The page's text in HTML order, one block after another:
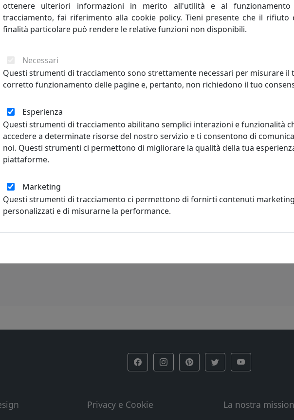
ottenere ulteriori informazioni in merito all'utilità e al
tracciamento, fai riferimento alla cookie policy. Tieni presente che il rifiuto
finalità particolare può rendere le relative funzioni non disponibili.
Necessari
Questi strumenti di tracciamento sono strettamente necessari per misurare il
corretto funzionamento delle pagine e, pertanto, non richiedono il tuo
Esperienza
Questi strumenti di tracciamento abilitano semplici interazioni e funzionalità
accedere a determinate risorse del nostro servizio e ti consentono di
noi. Questi strumenti ci permettono di migliorare la qualità della tua
piattaforme.
Marketing
Questi strumenti di tracciamento ci permettono di fornirti contenuti
personalizzati e di misurarne la performance.
Privacy e Cookie La nostra mission